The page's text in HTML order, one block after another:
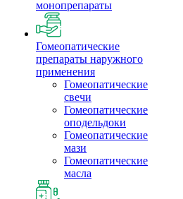
монопрепараты
Гомеопатические
препараты наружного
применения
Гомеопатические
свечи
Гомеопатические
оподельдоки
Гомеопатические
мази
Гомеопатические
масла